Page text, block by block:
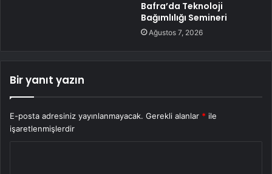
Bafra’da Teknoloji
Bağımlılığı Semineri
Ağustos 7, 2026
Bir yanıt yazın
E-posta adresiniz yayınlanmayacak. Gerekli alanlar * ile
işaretlenmişlerdir